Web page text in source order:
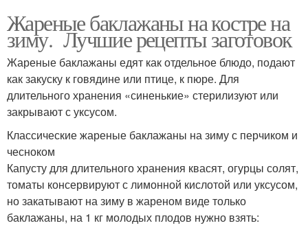
Жареные баклажаны на костре на
зиму. Лучшие рецепты заготовок
Жареные баклажаны едят как отдельное блюдо, подают
как закуску к говядине или птице, к пюре. Для
длительного хранения «синенькие» стерилизуют или
закрывают с уксусом.
Классические жареные баклажаны на зиму с перчиком и
чесноком
Капусту для длительного хранения квасят, огурцы солят,
томаты консервируют с лимонной кислотой или уксусом,
но закатывают на зиму в жареном виде только
баклажаны, на 1 кг молодых плодов нужно взять: